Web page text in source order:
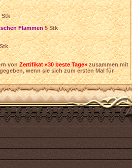
Stk
Flammen 5 Stk
vonZertifikat «30 beste Tage»zusammen mit
wenn sie sich zum ersten Mal für